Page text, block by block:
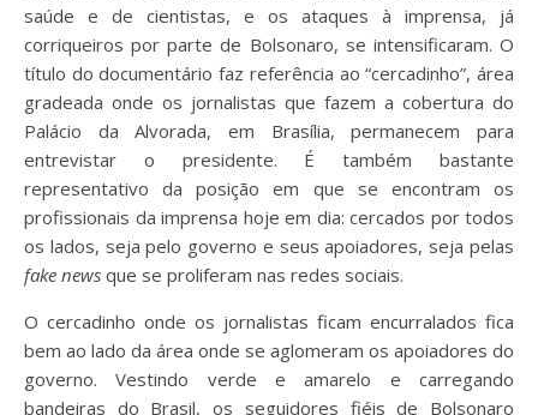
saúde e de cientistas, e os ataques à imprensa, já
corriqueiros por parte de Bolsonaro, se intensificaram. O
título do documentário faz referência ao “cercadinho”, área
gradeada onde os jornalistas que fazem a cobertura do
Palácio da Alvorada, em Brasília, permanecem para
entrevistar o presidente. É também bastante
representativo da posição em que se encontram os
profissionais da imprensa hoje em dia: cercados por todos
os lados, seja pelo governo e seus apoiadores, seja pelas
fake news que se proliferam nas redes sociais.
O cercadinho onde os jornalistas ficam encurralados fica
bem ao lado da área onde se aglomeram os apoiadores do
governo. Vestindo verde e amarelo e carregando
bandeiras do Brasil, os seguidores fiéis de Bolsonaro